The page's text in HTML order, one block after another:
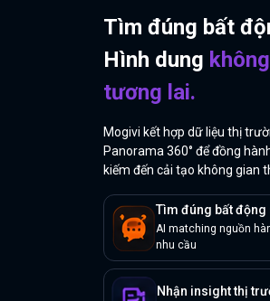
Tìm đúng bất
Hình dung
tương lai.
Mogivi kết hợp dữ liệu thị
Panorama 360° để đồng
kiếm đến cải tạo không gian
Tìm đúng bất động
AI matching nguồn
nhu cầu
Nhận insight thị